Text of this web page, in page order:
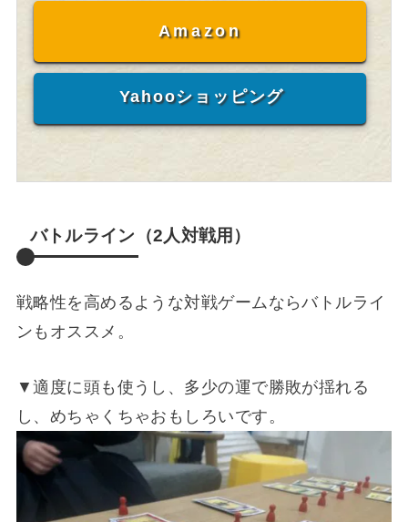
Amazon
Yahooショッピング
バトルライン（2人対戦用）
戦略性を高めるような対戦ゲームならバトルライ
ンもオススメ。
▼適度に頭も使うし、多少の運で勝敗が揺れる
し、めちゃくちゃおもしろいです。